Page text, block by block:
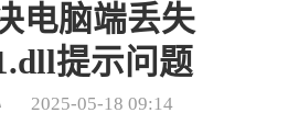
电脑端丢失
提示问题
2025-05-18 09:14